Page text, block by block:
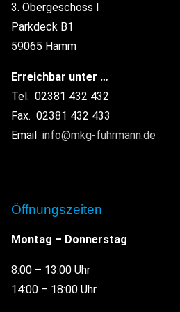
3. Obergeschoss I
Parkdeck B1
59065 Hamm
Erreichbar unter …
Tel. 02381 432 432
Fax. 02381 432 433
Email info@mkg-fuhrmann.de
Öffnungszeiten
Montag – Donnerstag
8:00 – 13:00 Uhr
14:00 – 18:00 Uhr